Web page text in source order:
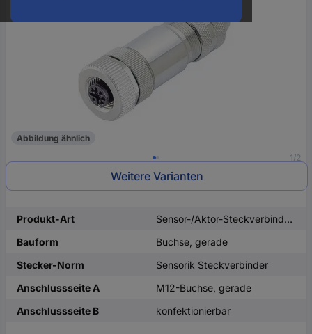
1/2
Abbildung ähnlich
Weitere Varianten
Produkt-Art
Sensor-/Aktor-Steckverbinder, unkonfektioniert
Bauform
Buchse, gerade
Stecker-Norm
Sensorik Steckverbinder
Anschlussseite A
M12-Buchse, gerade
Anschlussseite B
konfektionierbar